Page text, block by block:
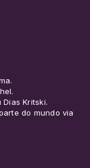
Kritski.
do mundo via